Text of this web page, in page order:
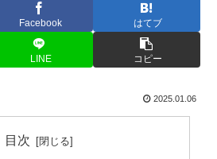
Facebook はてブ
LINE コピー
2025.01.06
目次